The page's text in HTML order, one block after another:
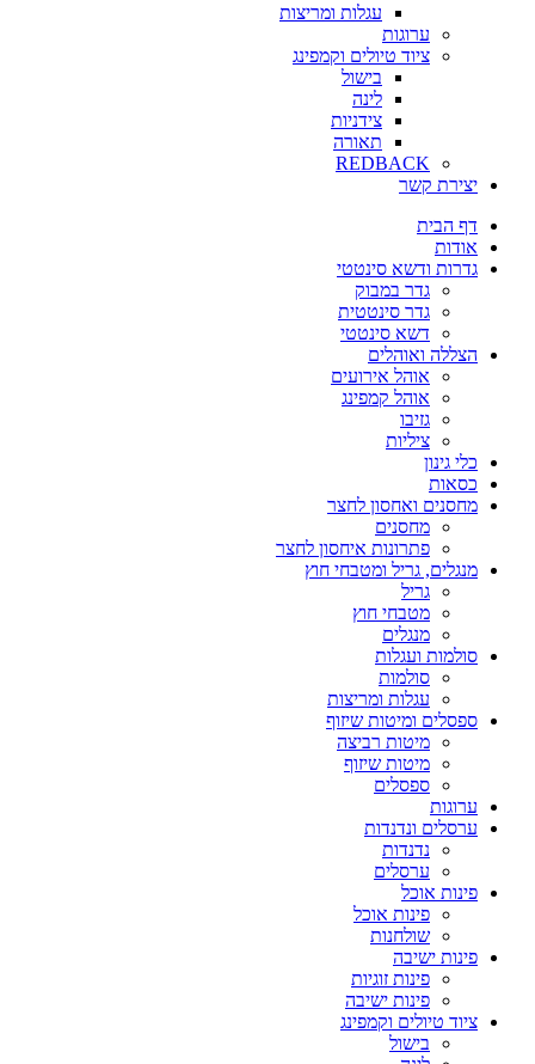
עגלות ומריצות
ערוגות
ציוד טיולים וקמפינג
בישול
לינה
צידניות
תאורה
REDBACK
יצירת קשר
דף הבית
אודות
גדרות ודשא סינטטי
גדר במבוק
גדר סינטטית
דשא סינטטי
הצללה ואוהלים
אוהל אירועים
אוהל קמפינג
גזיבו
ציליות
כלי גינון
כסאות
מחסנים ואחסון לחצר
מחסנים
פתרונות איחסון לחצר
מנגלים, גריל ומטבחי חוץ
גריל
מטבחי חוץ
מנגלים
סולמות ועגלות
סולמות
עגלות ומריצות
ספסלים ומיטות שיזוף
מיטות רביצה
מיטות שיזוף
ספסלים
ערוגות
ערסלים ונדנדות
נדנדות
ערסלים
פינות אוכל
פינות אוכל
שולחנות
פינות ישיבה
פינות זוגיות
פינות ישיבה
ציוד טיולים וקמפינג
בישול